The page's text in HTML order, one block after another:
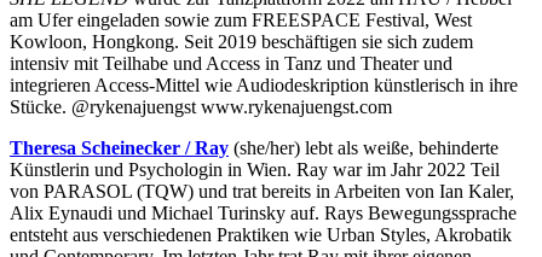
am Ufer eingeladen sowie zum FREESPACE Festival, West
Kowloon, Hongkong. Seit 2019 beschäftigen sie sich zudem
intensiv mit Teilhabe und Access in Tanz und Theater und
integrieren Access-Mittel wie Audiodeskription künstlerisch in ihre
Stücke. @rykenajuengst www.rykenajuengst.com
Theresa Scheinecker / Ray (she/her) lebt als weiße, behinderte
Künstlerin und Psychologin in Wien. Ray war im Jahr 2022 Teil
von PARASOL (TQW) und trat bereits in Arbeiten von Ian Kaler,
Alix Eynaudi und Michael Turinsky auf. Rays Bewegungssprache
entsteht aus verschiedenen Praktiken wie Urban Styles, Akrobatik